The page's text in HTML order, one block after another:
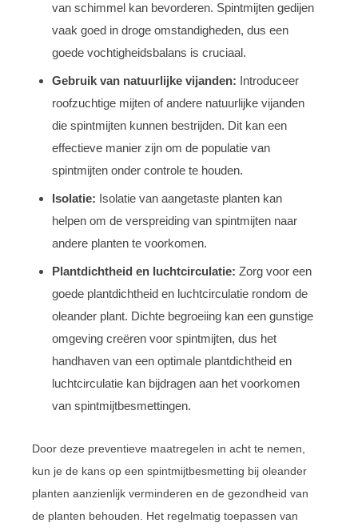
van schimmel kan bevorderen. Spintmijten gedijen
vaak goed in droge omstandigheden, dus een
goede vochtigheidsbalans is cruciaal.
Gebruik van natuurlijke vijanden: Introduceer
roofzuchtige mijten of andere natuurlijke vijanden
die spintmijten kunnen bestrijden. Dit kan een
effectieve manier zijn om de populatie van
spintmijten onder controle te houden.
Isolatie: Isolatie van aangetaste planten kan
helpen om de verspreiding van spintmijten naar
andere planten te voorkomen.
Plantdichtheid en luchtcirculatie: Zorg voor een
goede plantdichtheid en luchtcirculatie rondom de
oleander plant. Dichte begroeiing kan een gunstige
omgeving creëren voor spintmijten, dus het
handhaven van een optimale plantdichtheid en
luchtcirculatie kan bijdragen aan het voorkomen
van spintmijtbesmettingen.
Door deze preventieve maatregelen in acht te nemen,
kun je de kans op een spintmijtbesmetting bij oleander
planten aanzienlijk verminderen en de gezondheid van
de planten behouden. Het regelmatig toepassen van